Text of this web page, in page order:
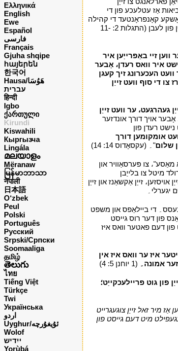
Ελληνικά
English
Ewe
Español
فارسی
Français
Gjuha shqipe
հայերեն
한국어
Hausa/هَوُسَا
עברית
हिन्दी
Igbo
ქართული
Kirundi
Kiswahili
Кыргызча
Lingála
മലയാളം
Mëranaw
မြန်မာဘာသာ
नेपाली
日本語
O‘zbek
Peul
Polski
Português
Русский
Srpski/Српски
Soomaaliga
தமிழ்
తెలుగు
ไทย
Tiếng Việt
Türkçe
Twi
Українська
اردو
Uyghur/ئۇيغۇرچه
Wolof
ייִדיש
Yorùbá
אַז עטלעכע פון די
קאָנפראָנטעד די קהילה
פירער מיט די פאַקט אַז זייַן שווערד ביכעדינג איז באַשערט און ענקערידזשד אים צו זייַן געטרייַ ביז טויט אַזוי אַז ער זאל זייַן ערשטער פון זייַן קירך צו באַקומען די קרוין פון לעבן (התגלות 2: 11-
ווען זיי באַפרייַען איר
וועט זייַן געגעבן צו איר אין אַז זעלביקער שעה וואָס איר וועט רעדן۔ 20 פֿאַר עס איז נישט איר וואס רעדן، אָבער
קינדער וועט העכערונג זיך קעגן
ענדיורז צו די סוף וועט זייַן
געהרגעט، ער וועט זייַן
אויך דורך אונדזער
רעדן פון
אומקומען דורך
שלום"۔ (עקסאָדוס 14: 14)
מאַסע"، צו פּערסאַוויר און
מיטל צו בלייַבן
זייַן אַקשאַנז און זייַן
יגערלי۔
די ביילאַפס און משפט
פון דער רוס גייסט
4: 13-8؛ 26، 1-26 און אנדערע ווערסעס)۔ דער גייסט פון דעם פאטער וואס איז
איז ער וואס איז אין
אמונה۔ (1 יוחנן 5: 4)
פון גוט פריילעכקייַט؛
מיר זאל זייַן צוגעגרייט
מיט דעם גייסט פון